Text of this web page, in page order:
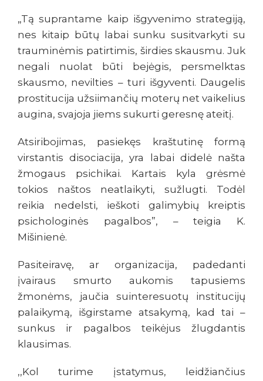
„Tą suprantame kaip išgyvenimo strategiją,
nes kitaip būtų labai sunku susitvarkyti su
trauminėmis patirtimis, širdies skausmu. Juk
negali nuolat būti bejėgis, persmelktas
skausmo, nevilties – turi išgyventi. Daugelis
prostitucija užsiimančių moterų net vaikelius
augina, svajoja jiems sukurti geresnę ateitį.
Atsiribojimas, pasiekęs kraštutinę formą
virstantis disociacija, yra labai didelė našta
žmogaus psichikai. Kartais kyla grėsmė
tokios naštos neatlaikyti, sužlugti. Todėl
reikia nedelsti, ieškoti galimybių kreiptis
psichologinės pagalbos”, – teigia K.
Mišinienė.
Pasiteiravę, ar organizacija, padedanti
įvairaus smurto aukomis tapusiems
žmonėms, jaučia suinteresuotų institucijų
palaikymą, išgirstame atsakymą, kad tai –
sunkus ir pagalbos teikėjus žlugdantis
klausimas.
,,Kol turime įstatymus, leidžiančius